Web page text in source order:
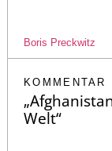
Boris Preckwitz
KOMMENTAR
Welt“